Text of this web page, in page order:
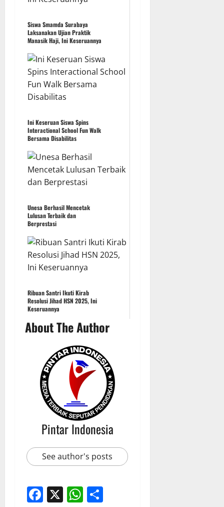
Siswa Smamda Surabaya
Laksanakan Ujian Praktik
Manasik Haji, Ini Keseruannya
Ini Keseruan Siswa Spins
Interactional School Fun Walk
Bersama Disabilitas
Unesa Berhasil Mencetak
Lulusan Terbaik dan
Berprestasi
Ribuan Santri Ikuti Kirab
Resolusi Jihad HSN 2025, Ini
Keseruannya
About The Author
Pintar Indonesia
See author's posts
Facebook
X WhatsApp